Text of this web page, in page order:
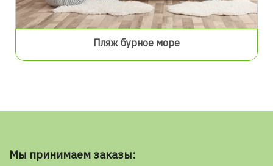
Пляж бурное море
Мы принимаем заказы: